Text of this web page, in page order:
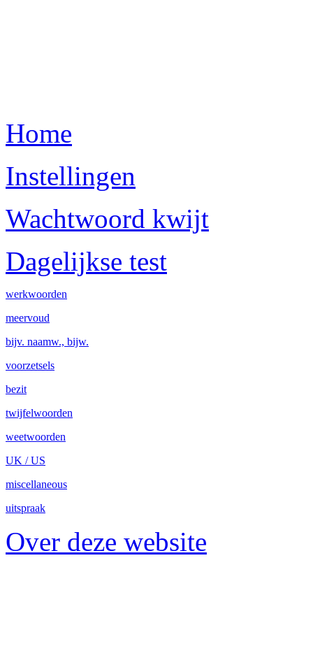
Home
Instellingen
Wachtwoord kwijt
Dagelijkse test
werkwoorden
meervoud
bijv. naamw., bijw.
voorzetsels
bezit
twijfelwoorden
weetwoorden
UK / US
miscellaneous
uitspraak
Over deze website